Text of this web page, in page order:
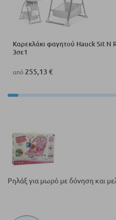
Καρεκλάκι φαγητού Hauck Sit N
3σε1
από 255,13 €
Ρηλάξ για μωρό με δόνηση και